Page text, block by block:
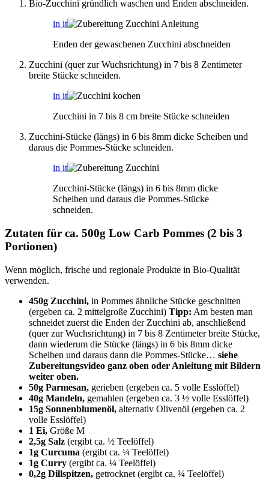
Bio-Zucchini gründlich waschen und Enden abschneiden.
in it
Enden der gewaschenen Zucchini abschneiden
Zucchini (quer zur Wuchsrichtung) in 7 bis 8 Zentimeter
breite Stücke schneiden.
in it
Zucchini in 7 bis 8 cm breite Stücke schneiden
Zucchini-Stücke (längs) in 6 bis 8mm dicke Scheiben und
daraus die Pommes-Stücke schneiden.
in it
Zucchini-Stücke (längs) in 6 bis 8mm dicke
Scheiben und daraus die Pommes-Stücke
schneiden.
Zutaten für ca. 500g Low Carb Pommes (2 bis 3
Portionen)
Wenn möglich, frische und regionale Produkte in Bio-Qualität
verwenden.
450g Zucchini, in Pommes ähnliche Stücke geschnitten
(ergeben ca. 2 mittelgroße Zucchini) Tipp: Am besten man
schneidet zuerst die Enden der Zucchini ab, anschließend
(quer zur Wuchsrichtung) in 7 bis 8 Zentimeter breite Stücke,
dann wiederum die Stücke (längs) in 6 bis 8mm dicke
Scheiben und daraus dann die Pommes-Stücke… siehe
Zubereitungsvideo ganz oben oder Anleitung mit Bildern
weiter oben.
50g Parmesan, gerieben (ergeben ca. 5 volle Esslöffel)
40g Mandeln, gemahlen (ergeben ca. 3 ½ volle Esslöffel)
15g Sonnenblumenöl, alternativ Olivenöl (ergeben ca. 2
volle Esslöffel)
1 Ei, Größe M
2,5g Salz (ergibt ca. ½ Teelöffel)
1g Curcuma (ergibt ca. ¼ Teelöffel)
1g Curry (ergibt ca. ¼ Teelöffel)
0,2g Dillspitzen, getrocknet (ergibt ca. ¼ Teelöffel)